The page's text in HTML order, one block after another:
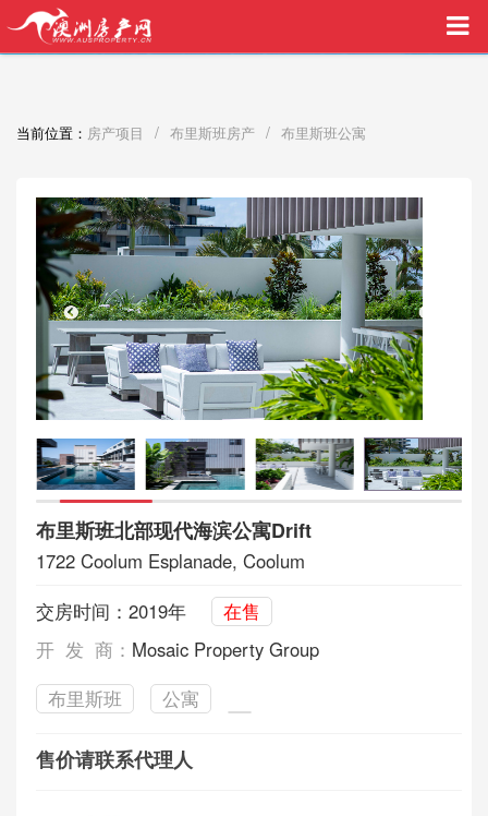
买家中介VIP服务，助您安心购房
当前位置： 房产项目 / 布里斯班房产 / 布里斯班公寓
布里斯班北部现代海滨公寓Drift
1722 Coolum Esplanade, Coolum
交房时间：2019年
在售
开 发 商： Mosaic Property Group
布里斯班
公寓
售价请联系代理人